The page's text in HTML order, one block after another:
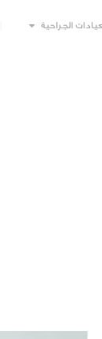
الجراحية